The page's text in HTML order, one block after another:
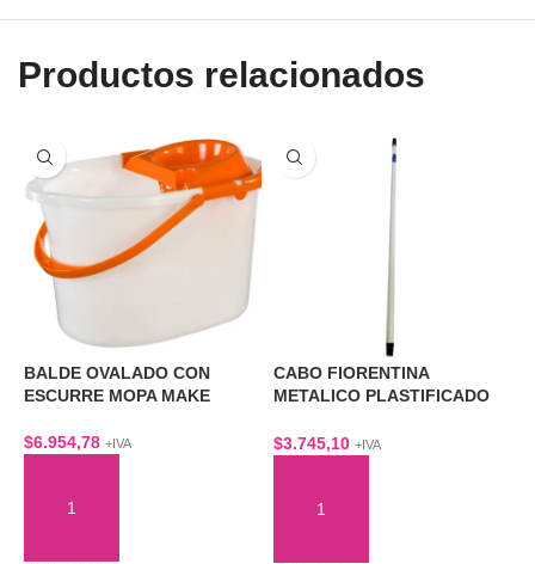
Productos relacionados
BALDE OVALADO CON
ESCURRE MOPA MAKE
$6.954,78 +IVA
CABO FIORENTINA
METALICO PLASTIFICADO
$3.745,10 +IVA